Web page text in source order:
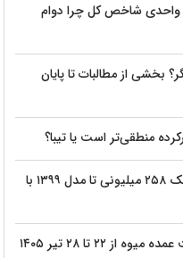
مرداد ۱۴۰۵؛ رشد ۳۰ هزار واحدی شاخص کل چرا دوام
بخشی از مطالبات تا پایان
قیمت پراید کارکرده در تیر ۱۴۰۵؛ از هاچ‌بک ۲۵۸ میلیونی تا مدل ۱۳۹۹ با
تا ۲۸ تیر ۱۴۰۵